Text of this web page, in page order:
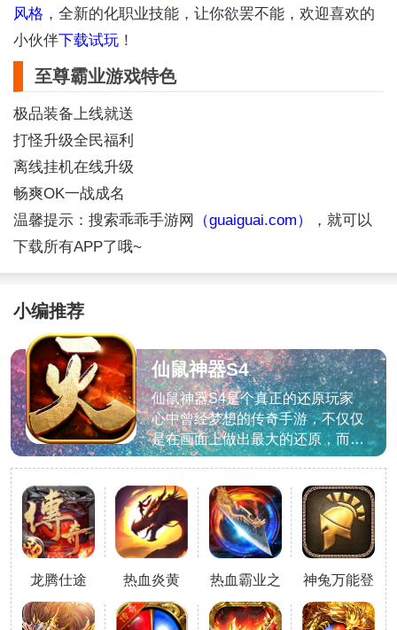
风格 ，全新的化职业技能，让你欲罢不能，欢迎喜欢的
小伙伴下载试玩！
至尊霸业游戏特色
极品装备上线就送
打怪升级全民福利
离线挂机在线升级
畅爽OK一战成名
温馨提示：搜索乖乖手游网
（guaiguai.com）
，就可以
下载所有APP了哦~
小编推荐
仙鼠神器S4
仙鼠神器S4是个真正的还原玩家
心中曾经梦想的传奇手游，不仅仅
是在画面上做出最大的还原，而且
玩法细节上也让玩家感到就好像回
机中不仅不会卡顿流畅感都超越了
端游哦!手游亮点1、无付费，装备
全靠撸，一键就能回收；2、全天
开放的深渊挑战，可
龙腾仕途
热血炎黄
热血霸业之
大刀灭世
648
神兔万能登
录器